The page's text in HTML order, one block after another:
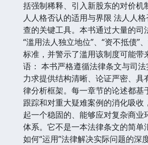
括强制稀释、引入新股东的对价机
人人格否认的适用与界限 法人人
查的关键工具。本书通过大量的司
“滥用法人独立地位”、“资不抵债”
标准，并警示了滥用该制度可能带
语： 本书严格遵循法律条文与司法
力求提供结构清晰、论证严密、具
律分析框架。每一章节的论述都基
跟踪和对重大疑难案例的消化吸收
起一个稳固的、能够应对复杂商业
体系。它不是一本法律条文的简单
如何“运用”法律解决实际问题的深